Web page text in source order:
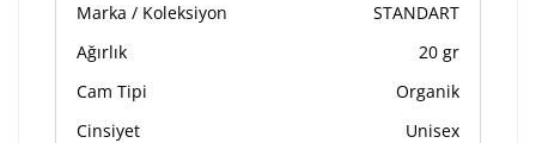
tamamlandıktan sonra siparişiniz kargoya verilecektir.
ürünlerde
Marka / Koleksiyon
STANDART
Ağırlık
20 gr
Cam Tipi
Organik
Cinsiyet
Unisex